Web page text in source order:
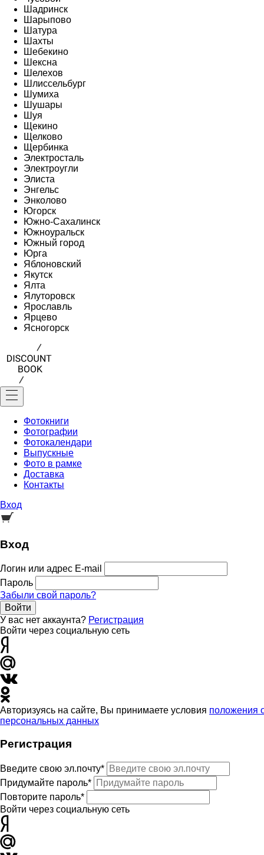
Шадринск
Шарыпово
Шатура
Шахты
Шебекино
Шексна
Шелехов
Шлиссельбург
Шумиха
Шушары
Шуя
Щекино
Щелково
Щербинка
Электросталь
Электроугли
Элиста
Энгельс
Энколово
Югорск
Южно-Сахалинск
Южноуральск
Южный город
Юрга
Яблоновский
Якутск
Ялта
Ялуторовск
Ярославль
Ярцево
Ясногорск
Фотокниги
Фотографии
Фотокалендари
Выпускные
Фото в рамке
Доставка
Контакты
Вход
Вход
Логин или адрес E-mail
Пароль
Забыли свой пароль?
Войти
У вас нет аккаунта? Регистрация
Войти через социальную сеть
Авторизуясь на сайте, Вы принимаете условия положения
персональных данных
Регистрация
Введите свою эл.почту*
Придумайте пароль*
Повторите пароль*
Войти через социальную сеть